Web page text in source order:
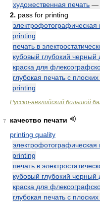
художественная печать —
2. pass for printing
электрофотографическая
printing
печать в
кубовый глубокий черный
краска для
глубокая печать с
printing
Русско-английский большой
7
качество печати
printing quality
электрофотографическая
printing
печать в
кубовый глубокий черный
краска для
глубокая печать с